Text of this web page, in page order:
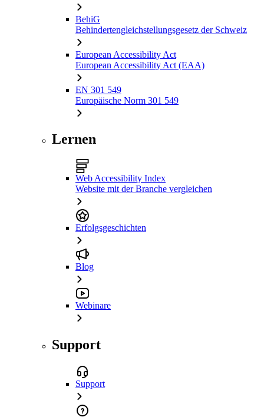
BehiG
Behindertengleichstellungsgesetz der Schweiz
European Accessibility Act
European Accessibility Act (EAA)
EN 301 549
Europäische Norm 301 549
Lernen
Web Accessibility Index
Website mit der Branche vergleichen
Erfolgsgeschichten
Blog
Webinare
Support
Support